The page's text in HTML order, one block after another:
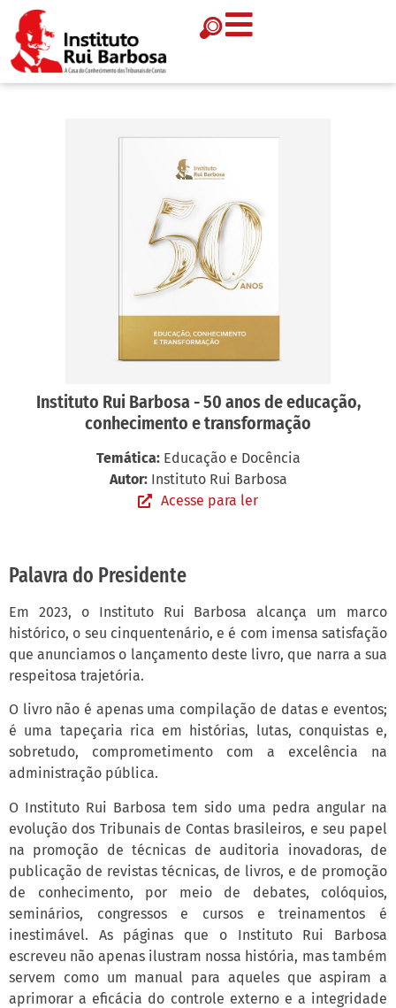
Instituto Rui Barbosa - 50 anos de educação,
conhecimento e transformação
Temática: Educação e Docência
Autor: Instituto Rui Barbosa
Acesse para ler
Palavra do Presidente
Em 2023, o Instituto Rui Barbosa alcança um marco
histórico, o seu cinquentenário, e é com imensa satisfação
que anunciamos o lançamento deste livro, que narra a sua
respeitosa trajetória.
O livro não é apenas uma compilação de datas e eventos;
é uma tapeçaria rica em histórias, lutas, conquistas e,
sobretudo, comprometimento com a excelência na
administração pública.
O Instituto Rui Barbosa tem sido uma pedra angular na
evolução dos Tribunais de Contas brasileiros, e seu papel
na promoção de técnicas de auditoria inovadoras, de
publicação de revistas técnicas, de livros, e de promoção
de conhecimento, por meio de debates, colóquios,
seminários, congressos e cursos e treinamentos é
inestimável. As páginas que o Instituto Rui Barbosa
escreveu não apenas ilustram nossa história, mas também
servem como um manual para aqueles que aspiram a
aprimorar a eficácia do controle externo e a integridade